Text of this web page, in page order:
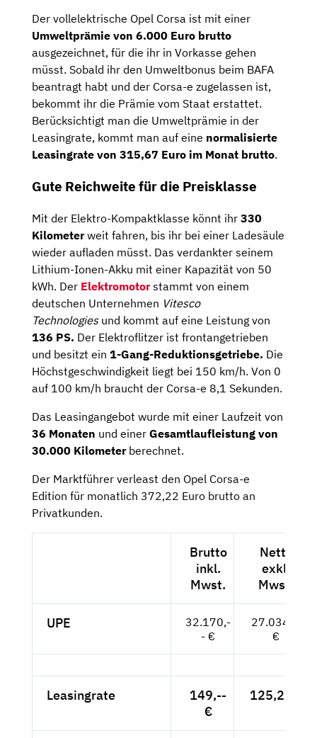
Der vollelektrische Opel Corsa ist mit einer
Umweltprämie von 6.000 Euro brutto
ausgezeichnet, für die ihr in Vorkasse gehen
müsst. Sobald ihr den Umweltbonus beim BAFA
beantragt habt und der Corsa-e zugelassen ist,
bekommt ihr die Prämie vom Staat erstattet.
Berücksichtigt man die Umweltprämie in der
Leasingrate, kommt man auf eine normalisierte
Leasingrate von 315,67 Euro im Monat brutto.
Gute Reichweite für die Preisklasse
Mit der Elektro-Kompaktklasse könnt ihr 330
Kilometerweit fahren, bis ihr bei einer Ladesäule
wieder aufladen müsst. Das verdankter seinem
Lithium-Ionen-Akku mit einer Kapazität von 50
kWh. Der Elektromotorstammt von einem
deutschen Unternehmen Vitesco
Technologies und kommt auf eine Leistung von
136 PS. Der Elektroflitzer ist frontangetrieben
und besitzt ein 1-Gang-Reduktionsgetriebe. Die
Höchstgeschwindigkeit liegt bei 150 km/h. Von 0
auf 100 km/h braucht der Corsa-e 8,1 Sekunden.
Das Leasingangebot wurde mit einer Laufzeit von
36 Monaten und einer Gesamtlaufleistung von
30.000 Kilometerberechnet.
Der Marktführer verleast den Opel Corsa-e
Edition für monatlich 372,22 Euro brutto an
Privatkunden.
Brutto
inkl.
Mwst.
Netto
exkl.
Mwst.
UPE
32.170,-
- €
27.034,--
€
Leasingrate
149,--
€
125,21 €